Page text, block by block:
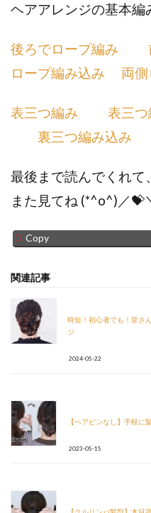
ヘアアレンジの基本編
後ろでロープ編み
ロープ編み込み
両
表三つ編み 表三
裏三つ編み込み
また見てね (*^o^)／💝
Copy
関連記事
時短！初心者でも！皆さ
ジ
2024-05-22
【ヘアピンなし】手軽に
2023-05-15